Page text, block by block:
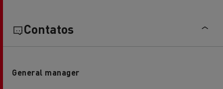
Contatos
General manager